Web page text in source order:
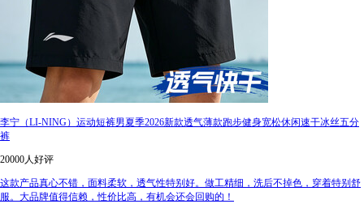
李宁（LI-NING）运动短裤男夏季2026新款透气薄款跑步健身宽松休闲速干冰丝五分
裤
20000人好评
这款产品真心不错，面料柔软，透气性特别好。做工精细，洗后不掉色，穿着特别舒
服。大品牌值得信赖，性价比高，有机会还会回购的！